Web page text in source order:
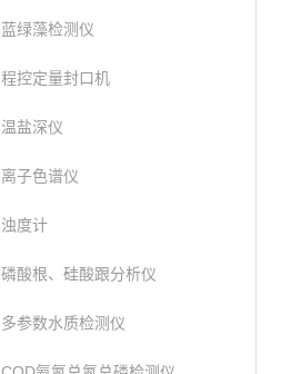
蓝绿藻检测仪
程控定量封口机
温盐深仪
离子色谱仪
浊度计
磷酸根、硅酸跟分析仪
多参数水质检测仪